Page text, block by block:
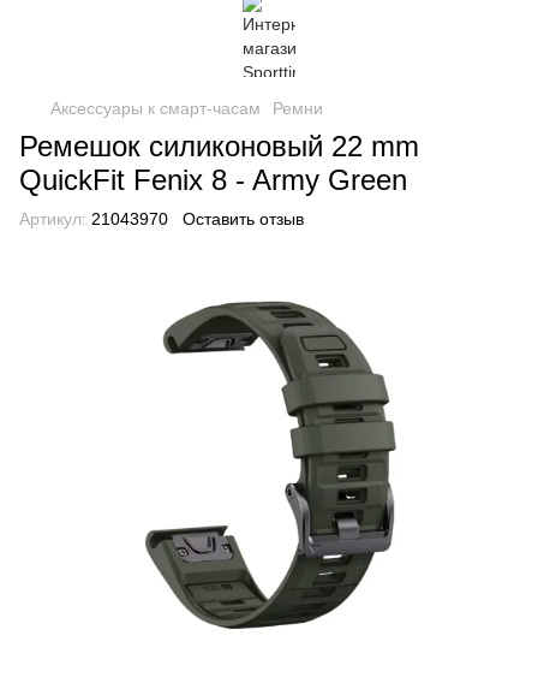
Аксессуары к смарт-часам Ремни
Ремешок силиконовый 22 mm
QuickFit Fenix ​​8 - Army Green
Артикул: 21043970 Оставить отзыв